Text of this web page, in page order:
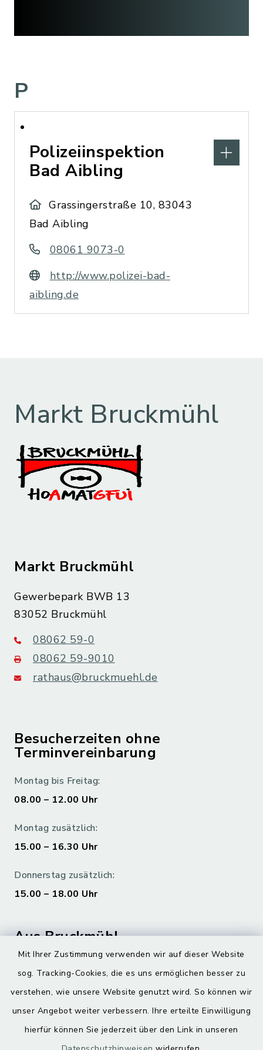
Mit Ihrer Zustimmung verwenden wir auf dieser Website
sog. Tracking-Cookies, die es uns ermöglichen besser zu
verstehen, wie unsere Website genutzt wird. So können wir
unser Angebot weiter verbessern. Ihre erteilte Einwilligung
hierfür können Sie jederzeit über den Link in unseren
P
Polizeiinspektion
Bad Aibling
Grassingerstraße 10, 83043
Bad Aibling
08061 9073-0
http://www.polizei-bad-
aibling.de
Markt Bruckmühl
Markt Bruckmühl
Gewerbepark BWB 13
83052 Bruckmühl
08062 59-0
08062 59-9010
rathaus@bruckmuehl.de
Besucherzeiten ohne
Terminvereinbarung
Montag bis Freitag:
08.00 – 12.00 Uhr
Montag zusätzlich:
15.00 – 16.30 Uhr
Donnerstag zusätzlich:
15.00 – 18.00 Uhr
Aus Bruckmühl
Digitaler Ortsplan